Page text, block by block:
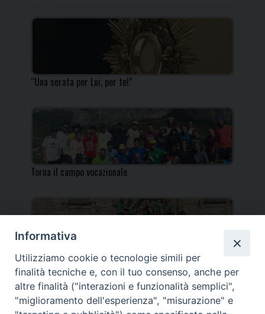
“Una serata per Lui, per te!”
Torna il campo vocazionale
Torna il Campo Missionario Diocesano
Informativa
Utilizziamo cookie o tecnologie simili per
finalità tecniche e, con il tuo consenso, anche per
altre finalità ("interazioni e funzionalità semplici",
"miglioramento dell'esperienza", "misurazione" e